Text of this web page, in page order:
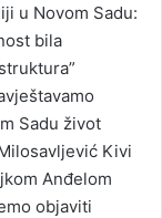
u Novom Sadu:
bila
Sadu život
Kivi
Anđelom
objaviti